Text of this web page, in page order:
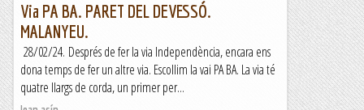
Via PA BA. PARET DEL DEVESSÓ.
MALANYEU.
28/02/24. Després de fer la via Independència, encara ens
dona temps de fer un altre via. Escollim la vai PA BA. La via té
quatre llargs de corda, un primer per...